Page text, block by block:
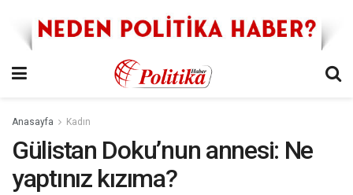
Anasayfa Kadın
Gülistan Doku’nun annesi: Ne
yaptınız kızıma?